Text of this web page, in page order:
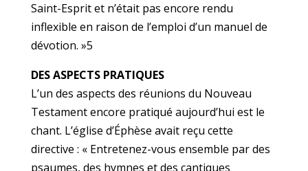
Saint-Esprit et n’était pas encore rendu
inflexible en raison de l’emploi d’un manuel de
dévotion. »5
DES ASPECTS PRATIQUES
L’un des aspects des réunions du Nouveau
Testament encore pratiqué aujourd’hui est le
chant. L’église d’Éphèse avait reçu cette
directive : « Entretenez-vous ensemble par des
psaumes, des hymnes et des cantiques